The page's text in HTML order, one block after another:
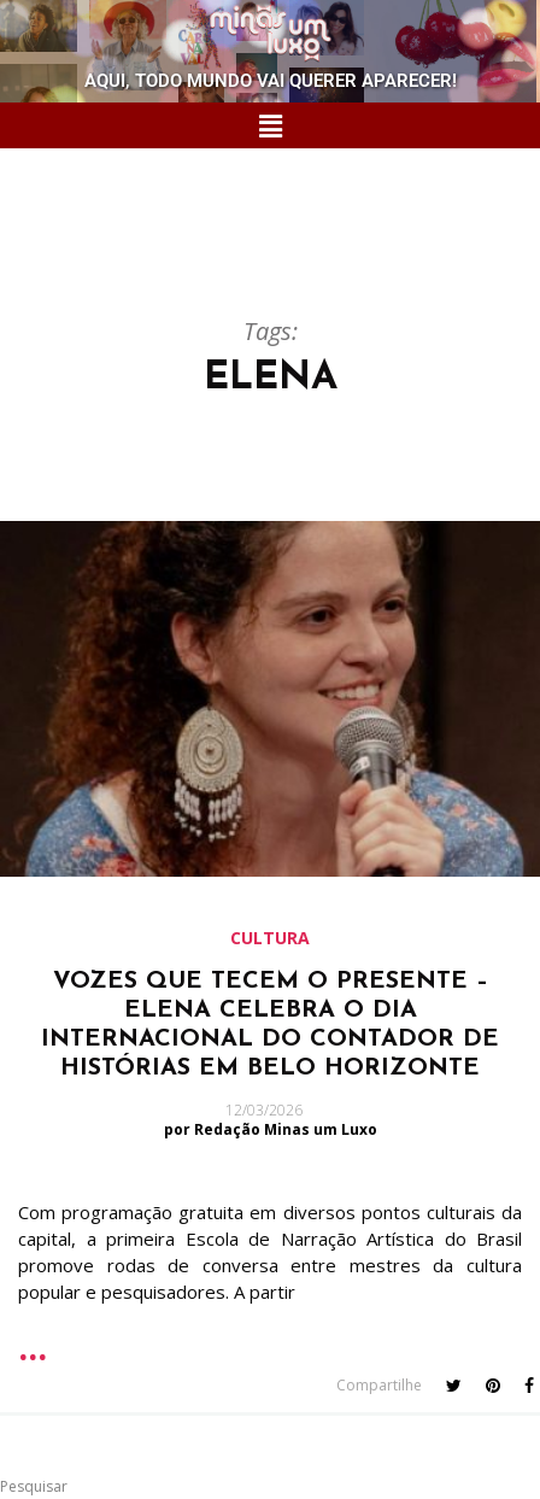
AQUI, TODO MUNDO VAI QUERER APARECER!
Tags:
ELENA
CULTURA
VOZES QUE TECEM O PRESENTE –
ELENA CELEBRA O DIA
INTERNACIONAL DO CONTADOR DE
HISTÓRIAS EM BELO HORIZONTE
12/03/2026
por Redação Minas um Luxo
Com programação gratuita em diversos pontos culturais da
capital, a primeira Escola de Narração Artística do Brasil
promove rodas de conversa entre mestres da cultura
popular e pesquisadores. A partir
Compartilhe
Pesquisar